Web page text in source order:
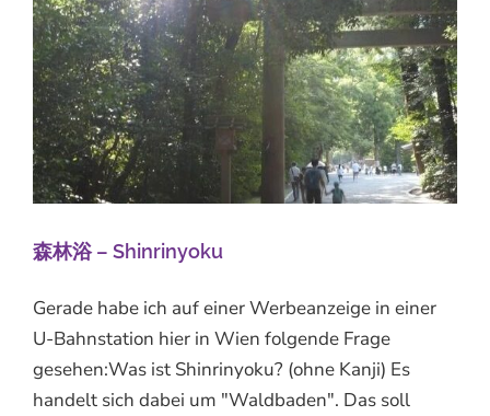
森林浴 – Shinrinyoku
Gerade habe ich auf einer Werbeanzeige in einer
U-Bahnstation hier in Wien folgende Frage
gesehen:Was ist Shinrinyoku? (ohne Kanji) Es
handelt sich dabei um "Waldbaden". Das soll